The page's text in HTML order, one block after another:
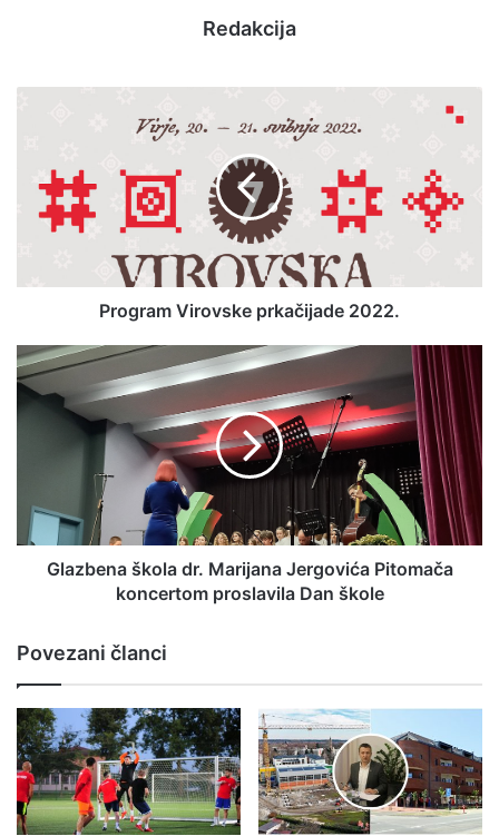
Redakcija
Program Virovske prkačijade 2022.
Glazbena škola dr. Marijana Jergovića Pitomača
koncertom proslavila Dan škole
Povezani članci